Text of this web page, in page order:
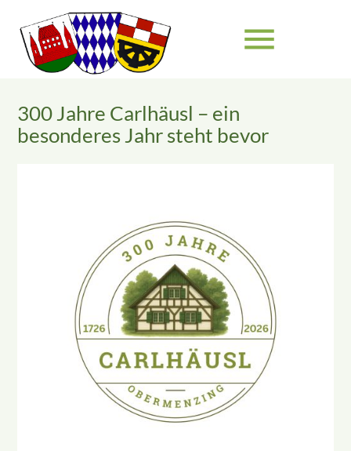
menu
Suchbegriffe
300 Jahre Carlhäusl – ein
besonderes Jahr steht bevor